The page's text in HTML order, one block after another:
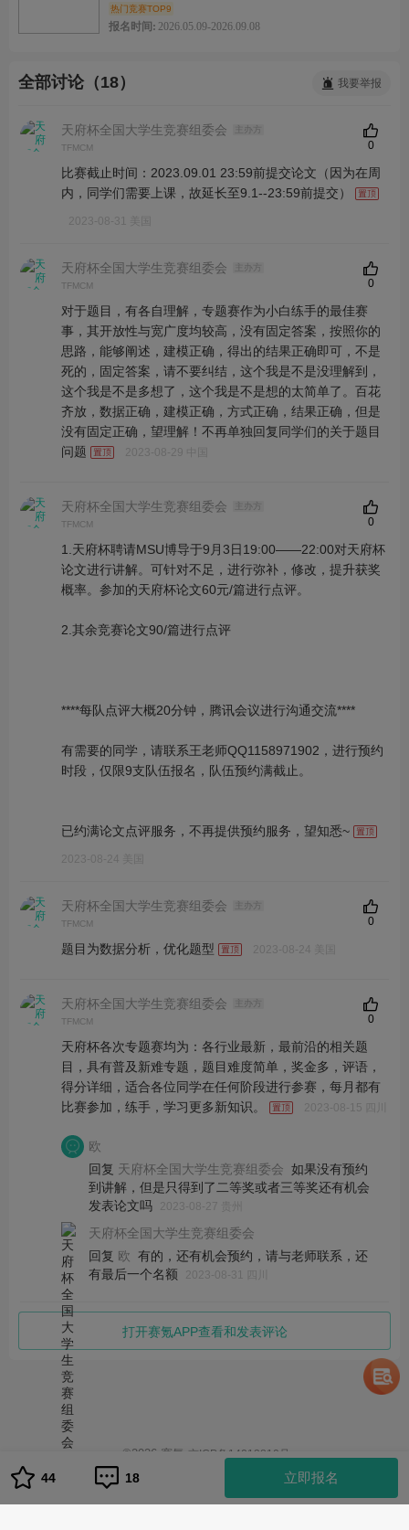
热门竞赛TOP9
报名时间: 2026.05.09-2026.09.08
全部讨论（18） 我要举报
天府杯全国大学生竞赛组委会
主办方
TFMCM
比赛截止时间：2023.09.01 23:59前提交论文（因为在周
内，同学们需要上课，故延长至9.1--23:59前提交）
2023-08-31 美国
0
天府杯全国大学生竞赛组委会
主办方
TFMCM
对于题目，有各自理解，专题赛作为小白练手的最佳赛
事，其开放性与宽广度均较高，没有固定答案，按照你的
思路，能够阐述，建模正确，得出的结果正确即可，不是
死的，固定答案，请不要纠结，这个我是不是没理解到，
这个我是不是多想了，这个我是不是想的太简单了。百花
齐放，数据正确，建模正确，方式正确，结果正确，但是
没有固定正确，望理解！不再单独回复同学们的关于题目
问题
2023-08-29 中国
0
天府杯全国大学生竞赛组委会
主办方
TFMCM
1.天府杯聘请MSU博导于9月3日19:00——22:00对天府杯
论文进行讲解。可针对不足，进行弥补，修改，提升获奖
概率。参加的天府杯论文60元/篇进行点评。
2.其余竞赛论文90/篇进行点评
****每队点评大概20分钟，腾讯会议进行沟通交流****
有需要的同学，请联系王老师QQ1158971902，进行预约
时段，仅限9支队伍报名，队伍预约满截止。
已约满论文点评服务，不再提供预约服务，望知悉~
2023-08-24 美国
0
天府杯全国大学生竞赛组委会
主办方
TFMCM
题目为数据分析，优化题型 2023-08-24 美国
0
天府杯全国大学生竞赛组委会
主办方
TFMCM
天府杯各次专题赛均为：各行业最新，最前沿的相关题
目，具有普及新难专题，题目难度简单，奖金多，评语，
得分详细，适合各位同学在任何阶段进行参赛，每月都有
比赛参加，练手，学习更多新知识。
2023-08-15 四川
0
欧
回复 天府杯全国大学生竞赛组委会 如果没有预约
到讲解，但是只得到了二等奖或者三等奖还有机会
发表论文吗
2023-08-27 贵州
天府杯全国大学生竞赛组委会
回复 欧 有的，还有机会预约，请与老师联系，还
有最后一个名额
2023-08-31 四川
打开赛氪APP查看和发表评论
队伍管理
44 18 立即报名
©2026 赛氪 京ICP备14013810号